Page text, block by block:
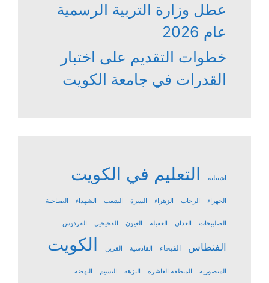
عطل وزارة التربية الرسمية
عام 2026
خطوات التقديم على اختبار
القدرات في جامعة الكويت
اشبيلية التعليم في الكويت
الجهراء الرحاب الزهراء السرة الشعب الشهداء الصباحية
الصليبخات العدان العقيلة العيون الفحيحيل الفردوس
الفنطاس الفيحاء القادسية القرين الكويت
المنصورية المنطقة العاشرة النزهة النسيم النهضة